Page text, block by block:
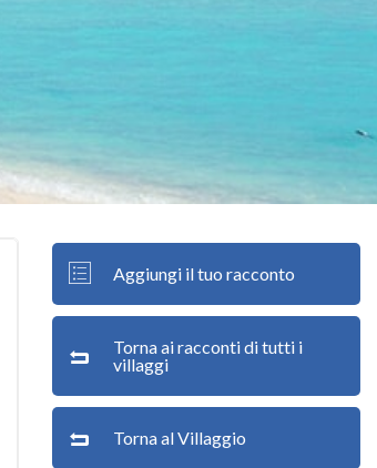
Aggiungi il tuo racconto
Torna ai racconti di tutti i
villaggi
Torna al Villaggio